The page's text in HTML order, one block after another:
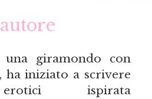
giramondo con
ha iniziato a scrivere
ispirata